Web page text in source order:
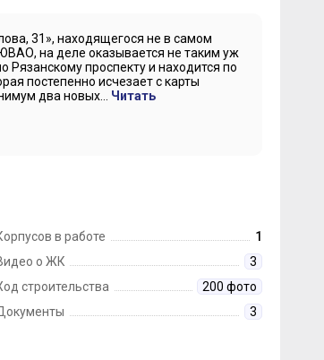
31», находящегося не в самом
на деле оказывается не таким уж
проспекту и находится по
постепенно исчезает с карты
два новых... Читать
в работе
1
о ЖК
3
строительства
200 фото
3